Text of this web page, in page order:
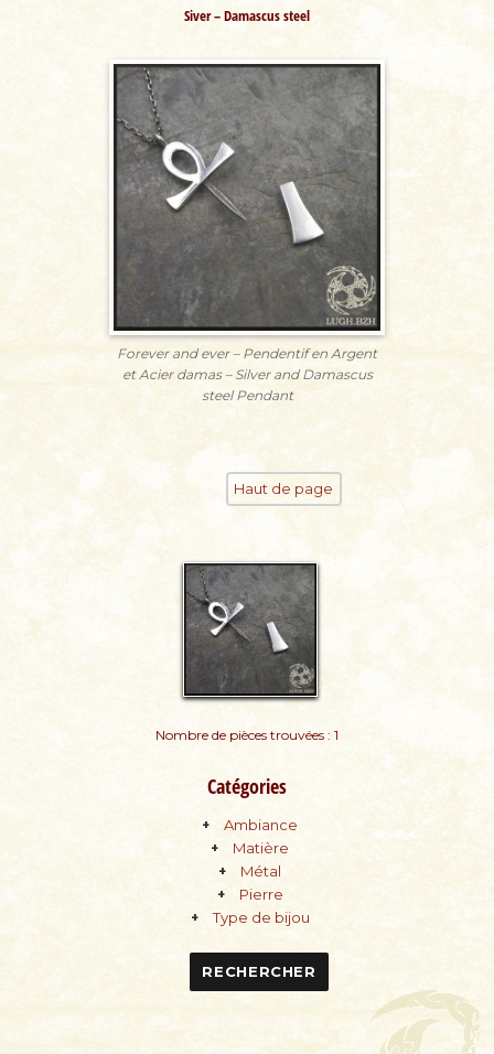
Siver – Damascus steel
Forever and ever – Pendentif en Argent
et Acier damas – Silver and Damascus
steel Pendant
Haut de page
Nombre de pièces trouvées : 1
Catégories
Ambiance
Matière
Métal
Pierre
Type de bijou